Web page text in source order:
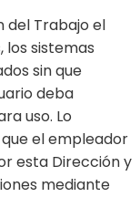
del Trabajo el
los sistemas
sin que
deba
uso. Lo
el empleador
esta Dirección y
mediante